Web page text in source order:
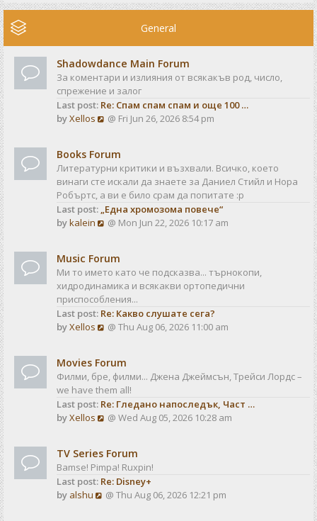
e
e
l
a
t
e
p
o
s
General
Shadowdance Main Forum
За коментари и излияния от всякакъв род, число,
спрежение и залог
Last post: Re: Спам спам спам и още 100 …
byXellos
V
w
t
h
e
l
a
s
t
p
o
s
@ Fri Jun 26, 2026 8:54 pm
Books Forum
Литературни критики и възхвали. Всичко, което
винаги сте искали да знаете за Даниел Стийл и Нора
Робъртс, а ви е било срам да попитате :р
Last post: „Една хромозома повече“
bykalein
V
w
t
h
e
l
a
s
t
p
o
s
@ Mon Jun 22, 2026 10:17 am
Music Forum
Ми то името като че подсказва... търнокопи,
хидродинамика и всякакви ортопедични
приспособления...
Last post: Re: Какво слушате сега?
byXellos
V
w
t
h
e
t
e
s
t
p
@ Thu Aug 06, 2026 11:00 am
Movies Forum
Филми, бре, филми... Джена Джеймсън, Трейси Лордс –
we have them all!
Last post: Re: Гледано напоследък, Част …
byXellos
V
w
t
h
e
@ Wed Aug 05, 2026 10:28 am
TV Series Forum
Bamse! Pimpa! Ruxpin!
Last post: Re: Disney+
by alshu
V@ Thu Aug 06, 2026 12:21 pm